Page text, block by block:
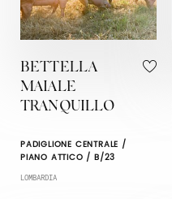
BETTELLA
MAIALE
TRANQUILLO
PADIGLIONE CENTRALE /
PIANO ATTICO / B/23
LOMBARDIA